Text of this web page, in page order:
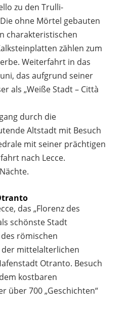
zu den Trulli-
ohne Mörtel gebauten
charakteristischen
zählen zum
Weiterfahrt in das
das aufgrund seiner
als „Weiße Stadt – Città
durch die
Altstadt mit Besuch
mit seiner prächtigen
nach Lecce.
das „Florenz des
schönste Stadt
römischen
mittelalterlichen
Otranto. Besuch
kostbaren
über 700 „Geschichten“